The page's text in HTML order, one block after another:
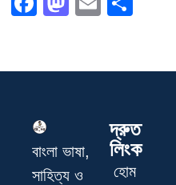
বাংলা ভাষা,
সাহিত্য ও
দ্রুত
লিংক
হোম